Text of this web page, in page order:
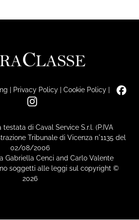
| Privacy Policy| Cookie Policy|
di Caval Service S.r.l. (P.IVA
Tribunale di Vicenza n°1135 del
02/08/2006
Gabriella Cenci and Carlo Valente
soggetti alle leggi sul copyright ©
2026